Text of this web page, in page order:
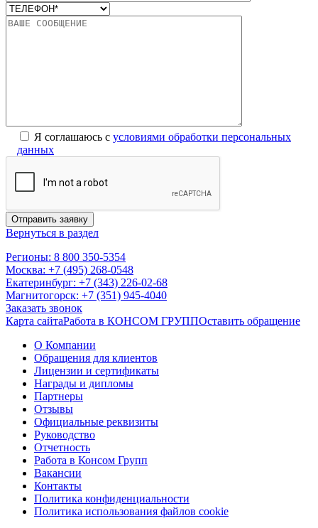
Я соглашаюсь с условиями обработки персональных
данных
Вернуться в раздел
Регионы: 8 800 350-5354
Москва: +7 (495) 268-0548
Екатеринбург: +7 (343) 226-02-68
Магнитогорск: +7 (351) 945-4040
Заказать звонок
Карта сайтаРабота в КОНСОМ ГРУППОставить обращение
О Компании
Обращения для клиентов
Лицензии и сертификаты
Награды и дипломы
Партнеры
Отзывы
Официальные реквизиты
Руководство
Отчетность
Работа в Консом Групп
Вакансии
Контакты
Политика конфиденциальности
Политика использования файлов cookie